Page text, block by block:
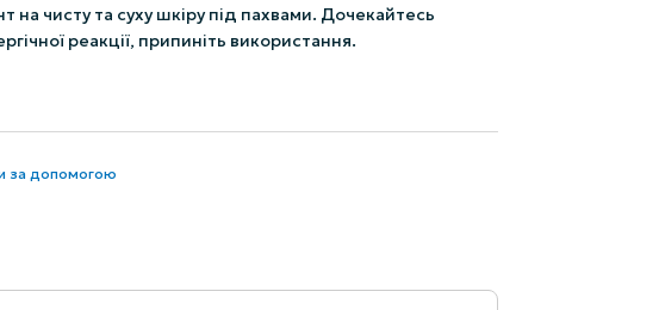
на чисту та суху шкіру під пахвами. Дочекайтесь
реакції, припиніть використання.
за допомогою